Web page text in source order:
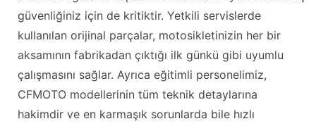
güvenliğiniz için de kritiktir. Yetkili servislerde
kullanılan orijinal parçalar, motosikletinizin her bir
aksamının fabrikadan çıktığı ilk günkü gibi uyumlu
çalışmasını sağlar. Ayrıca eğitimli personelimiz,
CFMOTO modellerinin tüm teknik detaylarına
hakimdir ve en karmaşık sorunlarda bile hızlı